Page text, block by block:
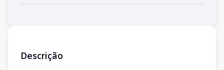
Descrição